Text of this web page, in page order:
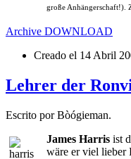
große Anhängerschaft!).
Archive DOWNLOAD
Creado el 14 Abril
Lehrer der
Escrito por Bòógieman.
James Harris ist
wäre er viel lieber